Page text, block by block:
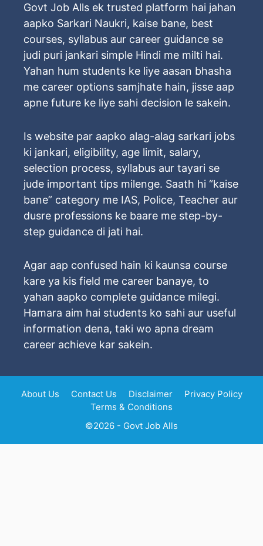
Govt Job Alls ek trusted platform hai jahan
aapko Sarkari Naukri, kaise bane, best
courses, syllabus aur career guidance se
judi puri jankari simple Hindi me milti hai.
Yahan hum students ke liye aasan bhasha
me career options samjhate hain, jisse aap
apne future ke liye sahi decision le sakein.
Is website par aapko alag-alag sarkari jobs
ki jankari, eligibility, age limit, salary,
selection process, syllabus aur tayari se
jude important tips milenge. Saath hi “kaise
bane” category me IAS, Police, Teacher aur
dusre professions ke baare me step-by-
step guidance di jati hai.
Agar aap confused hain ki kaunsa course
kare ya kis field me career banaye, to
yahan aapko complete guidance milegi.
Hamara aim hai students ko sahi aur useful
information dena, taki wo apna dream
career achieve kar sakein.
About Us Contact Us Disclaimer
Privacy Policy
Terms & Conditions
©2026 - Govt Job Alls